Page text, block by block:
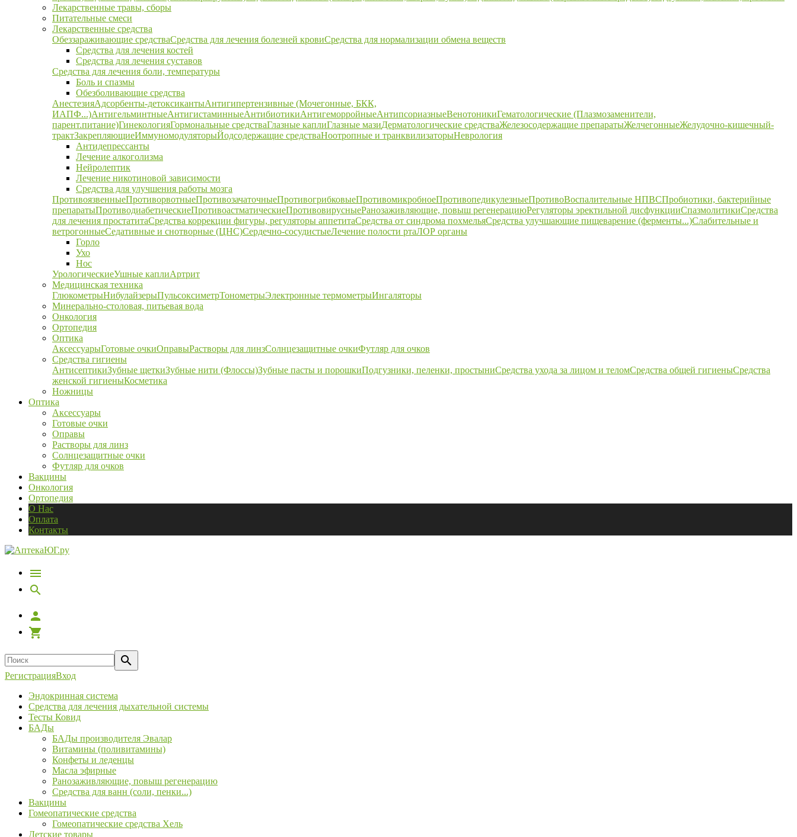
Лекарственные травы, сборы
Питательные смеси
Лекарственные средства
Обеззараживающие средстваСредства для лечения болезней кровиСредства для нормализации обмена веществ
Средства для лечения костей
Средства для лечения суставов
Средства для лечения боли, температуры
Боль и спазмы
Обезболивающие средства
АнестезияАдсорбенты-детоксикантыАнтигипертензивные (Мочегонные, БКК,
ИАПФ...)АнтигельминтныеАнтигистаминныеАнтибиотикиАнтигеморройныеАнтипсориазныеВенотоникиГематологические (Плазмозаменители,
парент.питание)ГинекологияГормональные средстваГлазные каплиГлазные мазиДерматологические средстваЖелезосодержащие препаратыЖелчегонныеЖелудочно-кишечный-
трактЗакрепляющиеИммуномодуляторыЙодсодержащие средстваНоотропные и транквилизаторыНеврология
Антидепрессанты
Лечение алкоголизма
Нейролептик
Лечение никотиновой зависимости
Средства для улучшения работы мозга
ПротивоязвенныеПротиворвотныеПротивозачаточныеПротивогрибковыеПротивомикробноеПротивопедикулезныеПротивоВоспалительные НПВСПробиотики, бактерийные
препаратыПротиводиабетическиеПротивоастматическиеПротивовирусныеРанозаживляющие, повыш регенерациюРегуляторы эректильной дисфункцииСпазмолитикиСредства
для лечения простатитаСредства коррекции фигуры, регуляторы аппетитаСредства от синдрома похмельяСредства улучшающие пищеварение (ферменты...)Слабительные и
ветрогонныеСедативные и снотворные (ЦНС)Сердечно-сосудистыеЛечение полости ртаЛОР органы
Горло
Ухо
Нос
УрологическиеУшные каплиАртрит
Медицинская техника
ГлюкометрыНибулайзерыПульсоксиметрТонометрыЭлектронные термометрыИнгаляторы
Минерально-столовая, питьевая вода
Онкология
Ортопедия
Оптика
АксессуарыГотовые очкиОправыРастворы для линзСолнцезащитные очкиФутляр для очков
Средства гигиены
АнтисептикиЗубные щеткиЗубные нити (Флоссы)Зубные пасты и порошкиПодгузники, пеленки, простыниСредства ухода за лицом и теломСредства общей гигиеныСредства
женской гигиеныКосметика
Ножницы
Оптика
Аксессуары
Готовые очки
Оправы
Растворы для линз
Солнцезащитные очки
Футляр для очков
Вакцины
Онкология
Ортопедия
О Нас
Оплата
Контакты
РегистрацияВход
Эндокринная система
Средства для лечения дыхательной системы
Тесты Ковид
БАДы
БАДы производителя Эвалар
Витамины (поливитамины)
Конфеты и леденцы
Масла эфирные
Ранозаживляющие, повыш регенерацию
Средства для ванн (соли, пенки...)
Вакцины
Гомеопатические средства
Гомеопатические средства Хель
Детские товары